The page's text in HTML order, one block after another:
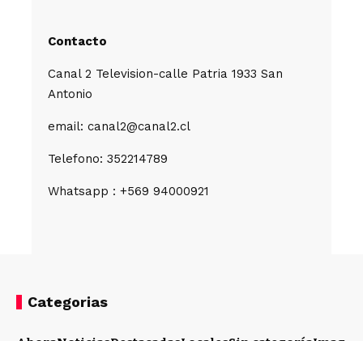
Contacto
Canal 2 Television-calle Patria 1933 San
Antonio
email: canal2@canal2.cl
Telefono: 352214789
Whatsapp : +569 94000921
Categorias